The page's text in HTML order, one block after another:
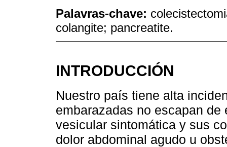
Palavras-chave:
colangite; pancreatite.
INTRODUCCIÓN
Nuestro país tiene alta
embarazadas no escapan
vesicular sintomática y sus
dolor abdominal agudo u